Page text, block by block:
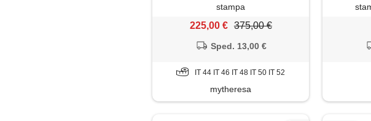
stampa
225,00 € 375,00 €
Sped. 13,00 €
IT 44 IT 46 IT 48 IT 50 IT 52
mytheresa